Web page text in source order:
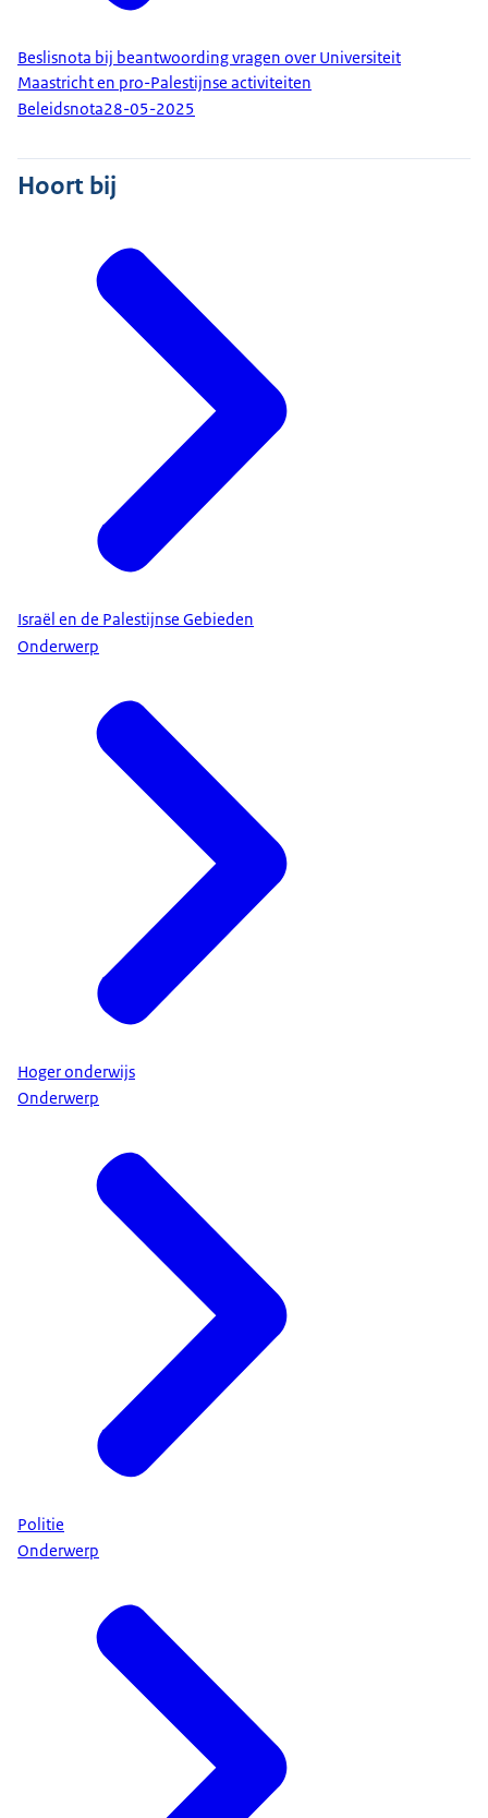
Beslisnota bij beantwoording vragen over Universiteit
Maastricht en pro-Palestijnse activiteiten
Beleidsnota28-05-2025
Hoort bij
Israël en de Palestijnse Gebieden
Onderwerp
Hoger onderwijs
Onderwerp
Politie
Onderwerp